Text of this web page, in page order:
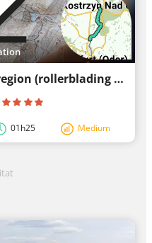
Through the Oderbruch region (rollerblading tour)
01h25 Medium